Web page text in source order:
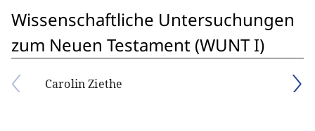
Wissenschaftliche Untersuchungen
zum Neuen Testament (WUNT I)
Carolin Ziethe